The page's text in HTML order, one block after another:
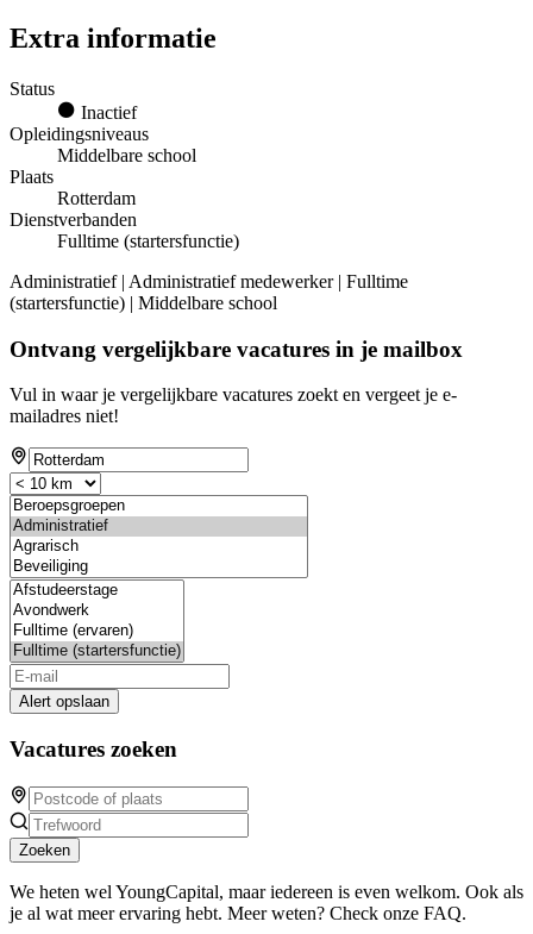
Extra informatie
Status
Inactief
Opleidingsniveaus
Middelbare school
Plaats
Rotterdam
Dienstverbanden
Fulltime (startersfunctie)
Administratief | Administratief medewerker | Fulltime
(startersfunctie) | Middelbare school
Ontvang vergelijkbare vacatures in je mailbox
Vul in waar je vergelijkbare vacatures zoekt en vergeet je e-
mailadres niet!
Alert opslaan
Vacatures zoeken
Zoeken
We heten wel YoungCapital, maar iedereen is even welkom. Ook als
je al wat meer ervaring hebt. Meer weten? Check onze FAQ.